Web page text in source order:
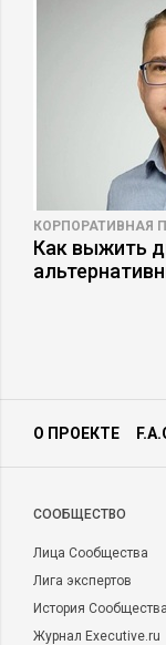
КОРПОРАТИВНАЯ
Как выжить
О ПРОЕКТЕ
CООБЩЕСТВО
Лица Сообщества
Лига экспертов
История Сообщества
Журнал Executive.ru